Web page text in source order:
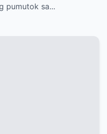
pumutok sa...